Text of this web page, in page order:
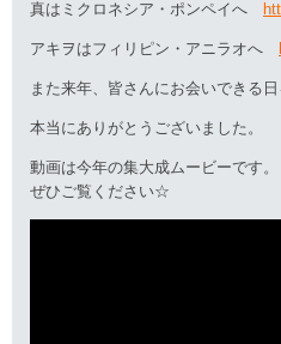
真はミクロネシア・ポンペイへ
アキヲはフィリピン・アニラオへ
また来年、皆さんにお会いできる日
本当にありがとうございました。
動画は今年の集大成ムービーです。
ぜひご覧ください☆